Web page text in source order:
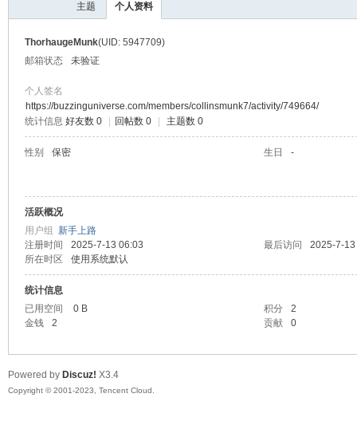
主题 个人资料
ThorhaugeMunk(UID: 5947709)
邮箱状态
未验证
个人签名
https://buzzinguniverse.com/members/collinsmunk7/activity/749664/
统计信息 好友数 0 回帖数 0 主题数 0
性别 保密 生日 -
活跃概况
用户组 新手上路
注册时间
2025-7-13 06:03 最后访问
2025-7-
所在时区
使用系统默认
统计信息
已用空间
0 B 积分
2
金钱
2 贡献 0
Powered by Discuz! X3.4
Copyright © 2001-2023, Tencent Cloud.